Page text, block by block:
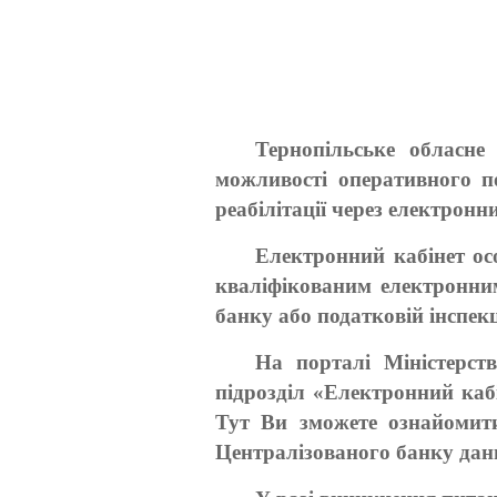
Тернопільське
можливості оперативного
реабілітації через
Електронний кабінет
кваліфікованим
банку або податковій
На порталі
підрозділ «Електронний
Тут Ви зможете
Централізованого банку